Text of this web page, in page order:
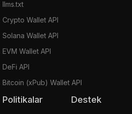
llms.txt
Crypto Wallet API
Solana Wallet API
EVM Wallet API
DeFi API
Bitcoin (xPub) Wallet API
Politikalar Destek